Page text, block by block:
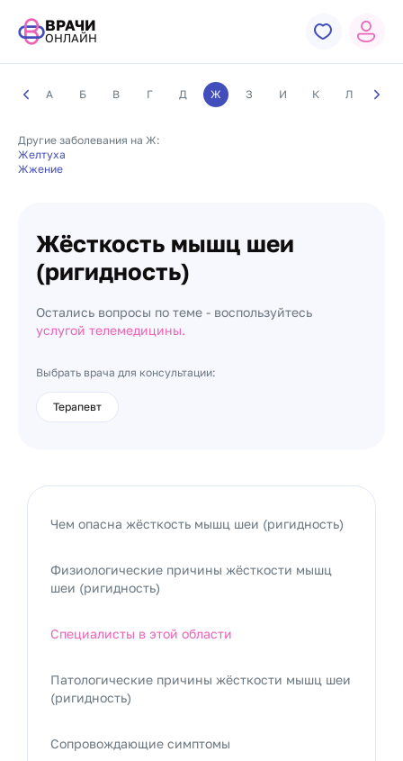
ВРАЧИ
ОНЛАЙН
А Б В Г Д Ж З И К Л М
Другие заболевания на Ж:
Желтуха
Жжение
Жёсткость мышц шеи
(ригидность)
Остались вопросы по теме - воспользуйтесь
услугой телемедицины.
Выбрать врача для консультации:
Терапевт
Чем опасна жёсткость мышц шеи (ригидность)
Физиологические причины жёсткости мышц
шеи (ригидность)
Специалисты в этой области
Патологические причины жёсткости мышц шеи
(ригидность)
Сопровождающие симптомы